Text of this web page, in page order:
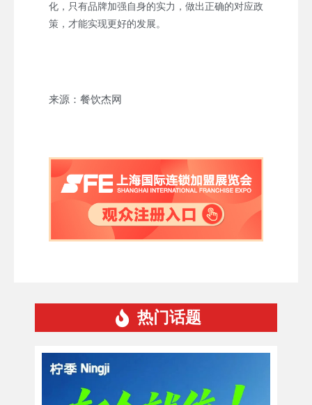
化，只有品牌加强自身的实力，做出正确的对应政
策，才能实现更好的发展。
来源：餐饮杰网
热门话题